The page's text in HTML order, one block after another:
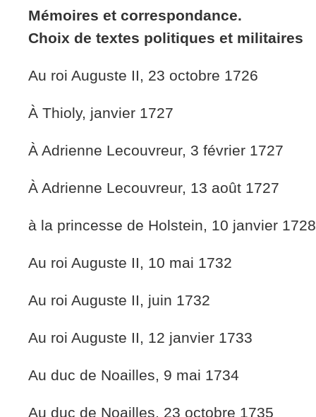
Mémoires et correspondance.
Choix de textes politiques et militaires
Au roi Auguste II, 23 octobre 1726
À Thioly, janvier 1727
À Adrienne Lecouvreur, 3 février 1727
À Adrienne Lecouvreur, 13 août 1727
à la princesse de Holstein, 10 janvier 1728
Au roi Auguste II, 10 mai 1732
Au roi Auguste II, juin 1732
Au roi Auguste II, 12 janvier 1733
Au duc de Noailles, 9 mai 1734
Au duc de Noailles, 23 octobre 1735